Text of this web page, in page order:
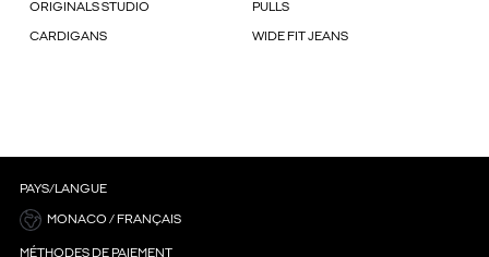
ORIGINALS STUDIO PULLS
CARDIGANS WIDE FIT JEANS
PAYS/LANGUE
MONACO / FRANÇAIS
MÉTHODES DE PAIEMENT